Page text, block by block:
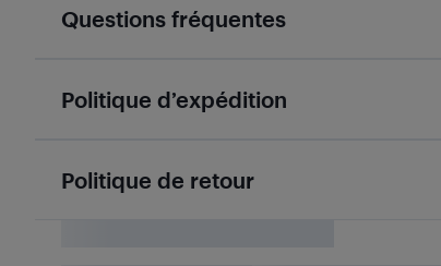
Questions fréquentes
Politique d’expédition
Politique de retour